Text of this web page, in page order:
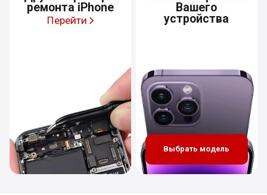
ремонта iPhone
Перейти
Вашего
устройства
Выбрать модель